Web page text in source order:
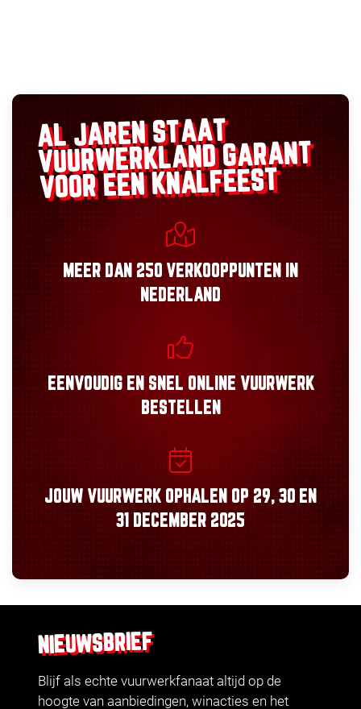
AL JAREN STAAT
VUURWERKLANDGARANT
VOOR EEN KNALFEEST
MEER DAN 250 VERKOOPPUNTEN
IN
NEDERLAND
EENVOUDIGEN SNEL ONLINE VUURWERK
BESTELLEN
JOUW VUURWERK OPHALEN OP 29, 30 EN
31 DECEMBER 2025
NIEUWSBRIEF
Blijf als echte vuurwerkfanaat altijd op de
hoogte van aanbiedingen, winacties en het